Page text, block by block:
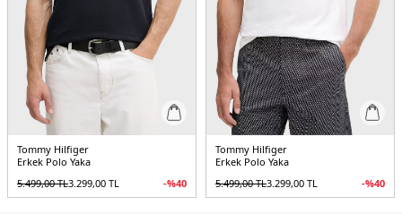
Tommy Hilfiger
Erkek Polo Yaka
5.499,00TL3.299,00 TL -%40
Tommy Hilfiger
Erkek Polo Yaka
5.499,00TL3.299,00 TL -%40